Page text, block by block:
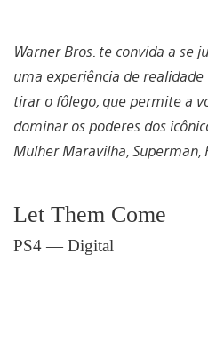
Warner Bros. te convida a se
uma experiência de
tirar o fôlego, que permite a
dominar os poderes dos
Mulher Maravilha, Superman,
Let Them Come
PS4 — Digital